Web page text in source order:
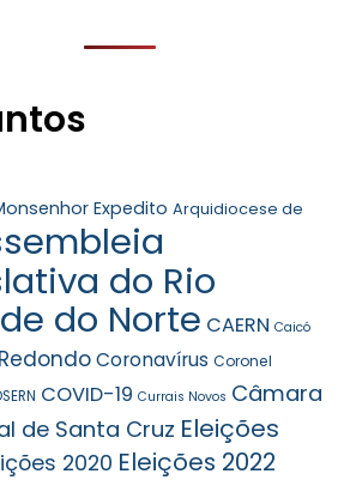
Expedito Arquidiocese de
do Rio
do Norte CAERN Caicó
Coronavírus Coronel
COVID-19 Currais Novos Câmara
de Santa Cruz Eleições
2020 Eleições 2022